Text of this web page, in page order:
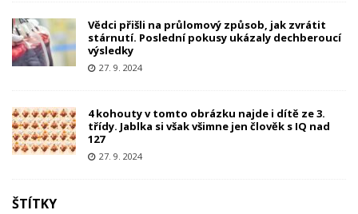
Vědci přišli na průlomový způsob, jak zvrátit
stárnutí. Poslední pokusy ukázaly dechberoucí
výsledky
27. 9. 2024
4 kohouty v tomto obrázku najde i dítě ze 3.
třídy. Jablka si však všimne jen člověk s IQ nad
127
27. 9. 2024
ŠTÍTKY